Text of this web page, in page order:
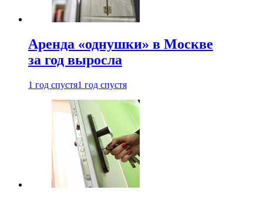
Аренда «однушки» в Москве
за год выросла
1 год спустя1 год спустя